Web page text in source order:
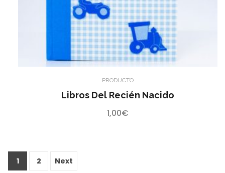
PRODUCTO
Libros Del Recién Nacido
1,00€
1 2 Next